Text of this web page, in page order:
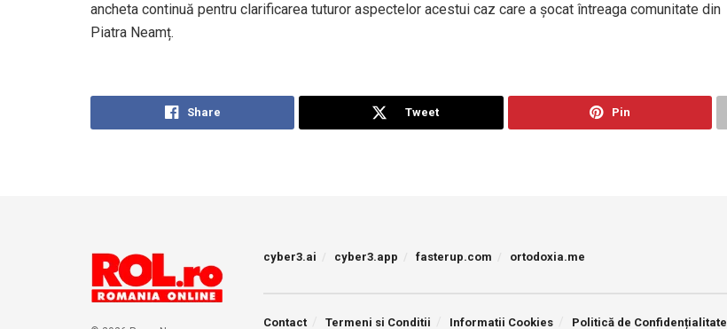
ancheta continuă pentru clarificarea tuturor aspectelor acestui caz care a șocat întreaga comunitate din
Piatra Neamț.
Share Tweet Pin
cyber3.ai cyber3.app fasterup.com ortodoxia.me
Contact Termeni si Conditii Informatii Cookies Politică de Confidențialitate